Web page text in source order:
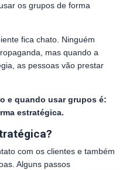
os grupos de forma
fica chato. Ninguém
mas quando a
as pessoas vão prestar
e quando usar grupos é:
estratégica.
com os clientes e também
Alguns passos